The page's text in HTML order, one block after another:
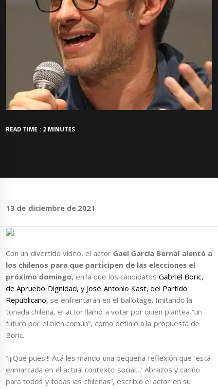
READ TIME : 2 MINUTES
13 de diciembre de 2021
Con un divertido video, el actor Gael García Bernal alentó a
los chilenos para que participen de las elecciones el
próximo domingo, en la que los candidatosGabriel Boric,
de Apruebo Dignidad, y José Antonio Kast, del Partido
Republicano, se enfrentarán en el ballotage. Imitando la
tonada chilena, el actor llamó a votar por quien plantea “un
futuro por el bien común”, como definió a la propuesta de
Boric.
“¡¡¡Qué pues!!! Acá les mando una pequeña reflexión que ‘está
enmarcada en el actual contexto social…’ Abrazos y cariño
para todos y todas las chilenas”, escribió el actor en su